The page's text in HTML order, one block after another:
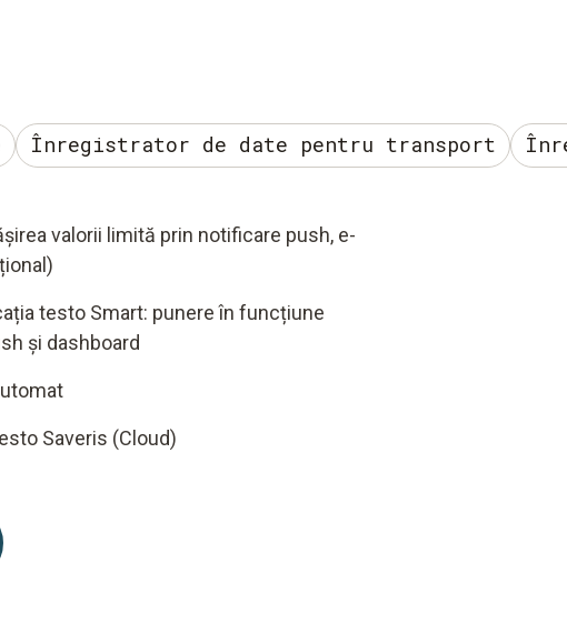
Înregistrator de date pentru transport
valorii limită prin notificare push, e-
testo Smart: punere în funcțiune
și dashboard​
Saveris (Cloud)​